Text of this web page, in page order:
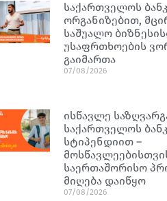
საქართველოს
ორგანიზებით,
საშუალო
უსაფრთხოების
გაიმართა
07/08/2026
ისწავლე
საქართველოს
სტიპენდიით –
საერთაშორისო
მიღება დაიწყო
07/08/2026